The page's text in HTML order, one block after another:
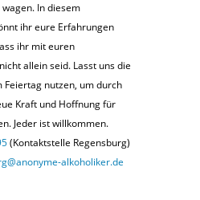
In diesem
ihr eure Erfahrungen
ihr mit euren
allein seid. Lasst uns die
Feiertag nutzen, um durch
Kraft und Hoffnung für
Jeder ist willkommen.
(Kontaktstelle Regensburg)
alkoholiker.de